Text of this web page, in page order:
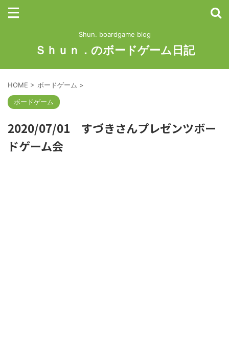
Shun. boardgame blog
Ｓｈｕｎ．のボードゲーム日記
HOME > ボードゲーム >
ボードゲーム
2020/07/01 すづきさんプレゼンツボー
ドゲーム会